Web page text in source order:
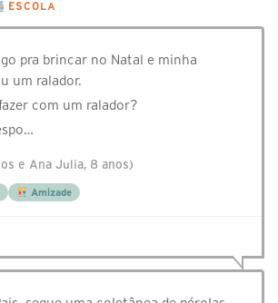
ESCOLA
pra brincar no Natal e minha
um ralador.
com um ralador?
e Ana Julia, 8 anos)
Amizade